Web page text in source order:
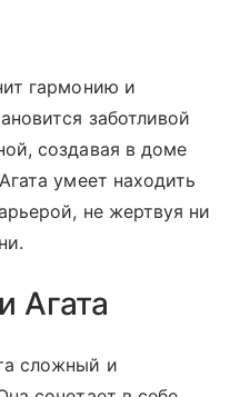
гармонию и
заботливой
создавая в доме
умеет находить
не жертвуя ни
Агата
сложный и